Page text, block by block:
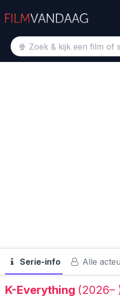
Serie-info Alle
K-Everything (2026–